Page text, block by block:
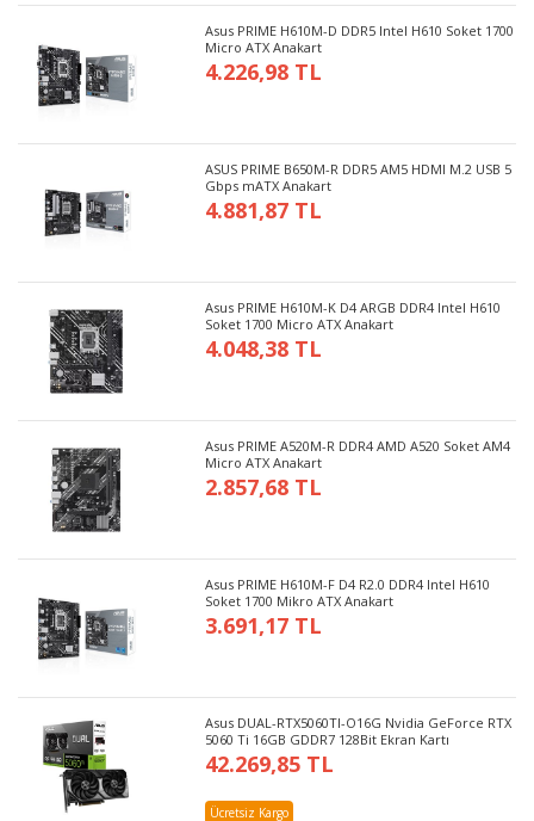
Asus PRIME H610M-D DDR5 Intel H610 Soket 1700
Micro ATX Anakart
4.226,98 TL
ASUS PRIME B650M-R DDR5 AM5 HDMI M.2 USB 5
Gbps mATX Anakart
4.881,87 TL
Asus PRIME H610M-K D4 ARGB DDR4 Intel H610
Soket 1700 Micro ATX Anakart
4.048,38 TL
Asus PRIME A520M-R DDR4 AMD A520 Soket AM4
Micro ATX Anakart
2.857,68 TL
Asus PRIME H610M-F D4 R2.0 DDR4 Intel H610
Soket 1700 Mikro ATX Anakart
3.691,17 TL
Asus DUAL-RTX5060TI-O16G Nvidia GeForce RTX
5060 Ti 16GB GDDR7 128Bit Ekran Kartı
42.269,85 TL
Ücretsiz Kargo